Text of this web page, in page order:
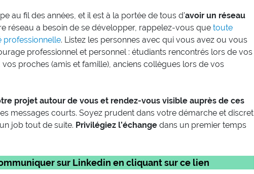
au fil des années, et il est à la portée de tous d’avoir un réseau
réseau a besoin de se développer, rappelez-vous que toute
professionnelle. Listez les personnes avec qui vous avez ou vous
professionnel et personnel : étudiants rencontrés lors de vos
proches (amis et famille), anciens collègues lors de vos
projet autour de vous et rendez-vous visible auprès de ces
messages courts. Soyez prudent dans votre démarche et discret
job tout de suite. Privilégiez l’échange dans un premier temps
sur Linkedin en cliquant sur ce lien